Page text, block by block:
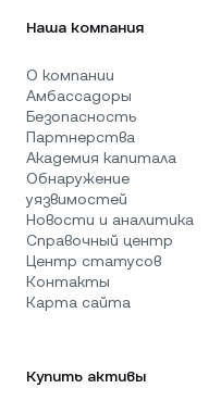
Наша компания
О компании
Амбассадоры
Безопасность
Партнерства
Академия капитала
Обнаружение
уязвимостей
Новости и аналитика
Справочный центр
Центр статусов
Контакты
Карта сайта
Купить активы